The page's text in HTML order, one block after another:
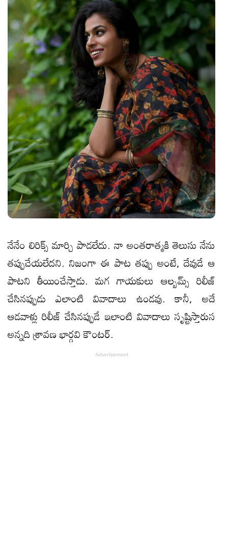
నేనేం లిరిక్స్‌ మార్చి పాడలేదు. నా అంతరాత్మకి తెలుసు నేను
తప్పుచేయలేదని. నిజంగా ఈ పాట తప్పు అంటే, దేవుడే ఆ
పాటని తీయించేస్తాడు. మగ గాయకులు ఆల్బమ్స్‌ రిలీజ్‌
చేసినప్పుడు ఎలాంటి వివాదాలు ఉండవు. కానీ, అదే
ఆడవాళ్లు రిలీజ్‌ చేసినప్పుడే ఇలాంటి వివాదాలు సృష్టిస్తారుస
అన్న‌ది శ్రావణ భార్గవి కౌంటర్‌.